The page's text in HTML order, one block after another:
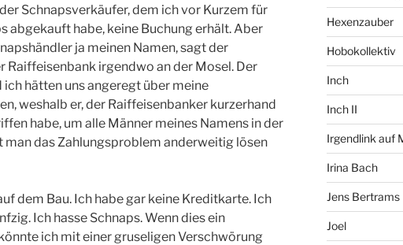
Schnapsverkäufer, dem ich vor Kurzem für
abgekauft habe, keine Buchung erhält. Aber
ja meinen Namen, sagt der
Raiffeisenbank irgendwo an der Mosel. Der
hätten uns angeregt über meine
weshalb er, der Raiffeisenbanker kurzerhand
habe, um alle Männer meines Namens in der
man das Zahlungsproblem anderweitig lösen
dem Bau. Ich habe gar keine Kreditkarte. Ich
Ich hasse Schnaps. Wenn dies ein
ich mit einer gruseligen Verschwörung
Hexenzauber
Hobokollektiv
Inch
Inch II
Irgendlink auf
Irina Bach
Jens Bertrams
Joel